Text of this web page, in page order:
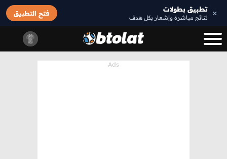
× تطبيق بطولات
نتائج مباشرة وإشعار بكل هدف
فتح التطبيق